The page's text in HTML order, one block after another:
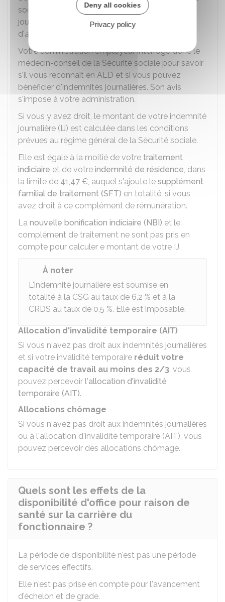
sociale, la durée de versement des indemnités
journalières peut être de 3 ans maximum en cas
d'affection de longue durée (ALD)
Votre administration employeur interroge donc le
médecin-conseil de la Sécurité sociale pour savoir
s'il vous reconnaît en ALD et si vous pouvez
bénéficier d'indemnités journalières. Son avis
s'impose à votre administration.
Si vous y avez droit, le montant de votre indemnité
journalière (IJ) est calculée dans les conditions
prévues au régime général de la Sécurité sociale.
Elle est égale à la moitié de votre traitement
indiciaire et de votre indemnité de résidence, dans
la limite de 41,47 €, auquel s'ajoute le supplément
familial de traitement (SFT) en totalité, si vous
avez droit à ce complément de rémunération.
La nouvelle bonification indiciaire (NBI) et le
complément de traitement ne sont pas pris en
compte pour calculer e montant de votre IJ.
À noter
L'indemnité journalière est soumise en
totalité à la CSG au taux de 6,2 % et à la
CRDS au taux de 0,5 %. Elle est imposable.
Allocation d'invalidité temporaire (AIT)
Si vous n'avez pas droit aux indemnités journalières
et si votre invalidité temporaire réduit votre
capacité de travail au moins des 2/3, vous
pouvez percevoir l'allocation d'invalidité
temporaire (AIT).
Allocations chômage
Si vous n'avez pas droit aux indemnités journalières
ou à l'allocation d'invalidité temporaire (AIT), vous
pouvez percevoir des allocations chômage.
Quels sont les effets de la
disponibilité d'office pour raison de
santé sur la carrière du
fonctionnaire ?
La période de disponibilité n'est pas une période
de services effectifs.
Elle n'est pas prise en compte pour l'avancement
d'échelon et de grade.
Deny all cookies
Privacy policy